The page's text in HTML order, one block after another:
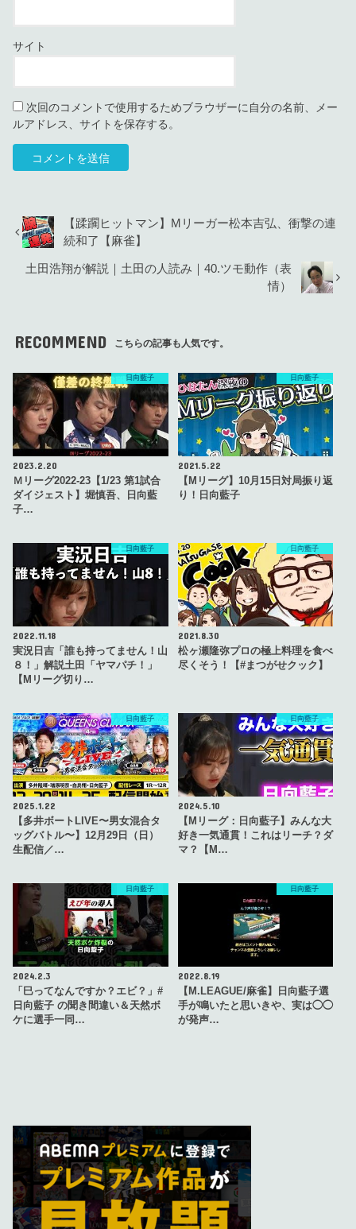
サイト
次回のコメントで使用するためブラウザーに自分の名前、メー
ルアドレス、サイトを保存する。
【蹂躙ヒットマン】Mリーガー松本吉弘、衝撃の連
続和了【麻雀】
土田浩翔が解説｜土田の人読み｜40.ツモ動作（表
情）
RECOMMEND こちらの記事も人気です。
日向藍子
2023.2.20
Ｍリーグ2022-23【1/23 第1試合
ダイジェスト】堀慎吾、日向藍
子…
日向藍子
2021.5.22
【Mリーグ】10月15日対局振り返
り！日向藍子
日向藍子
2022.11.18
実況日吉「誰も持ってません！山
８！」解説土田「ヤマパチ！」
【Mリーグ切り…
日向藍子
2021.8.30
松ヶ瀬隆弥プロの極上料理を食べ
尽くそう！【#まつがせクック】
日向藍子
2025.1.22
【多井ボートLIVE〜男女混合タ
ッグバトル〜】12月29日（日）
生配信／…
日向藍子
2024.5.10
【Mリーグ：日向藍子】みんな大
好き一気通貫！これはリーチ？ダ
マ？【M…
日向藍子
2024.2.3
「巳ってなんですか？エビ？」#
日向藍子 の聞き間違い＆天然ボ
ケに選手一同…
日向藍子
2022.8.19
【M.LEAGUE/麻雀】日向藍子選
手が鳴いたと思いきや、実は◯◯
が発声…